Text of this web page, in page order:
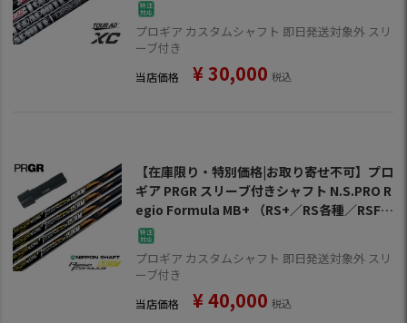
プロギア カスタムシャフト 即日発送対象外 スリ
ーブ付き
当店価格 ¥30,000 税込
【在庫限り・特別価格|お取り寄せ不可】プロ
ギア PRGR スリーブ付きシャフト N.S.PRO R
egio Formula MB+ （RS+／RS各種／RSF各
種 ） 日本シャフト レジオフォーミュラ MB
プラス ゴルフ シャフト
プロギア カスタムシャフト 即日発送対象外 スリ
ーブ付き
当店価格 ¥40,000 税込